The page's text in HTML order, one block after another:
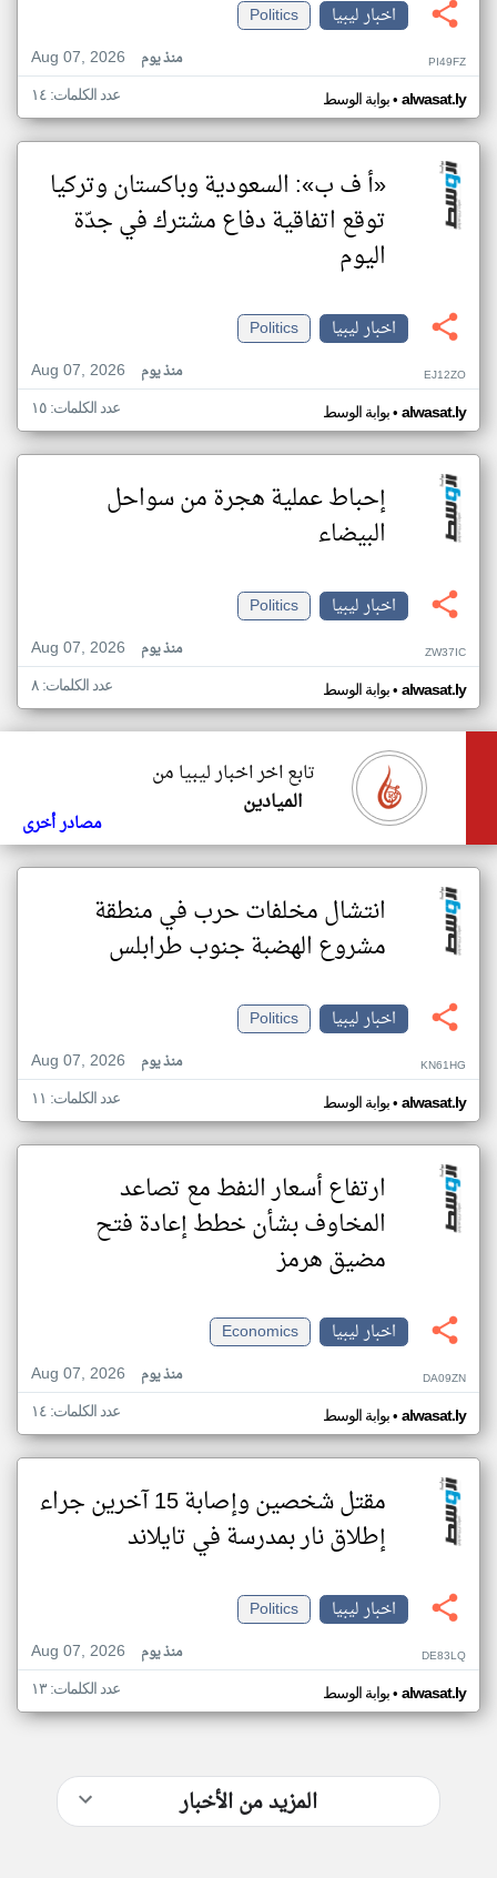
اخبار ليبيا
Politics
Aug 07, 2026
منذ يوم PI49FZ
بوابة الوسط• alwasat.ly عدد الكلمات: ١٤
«أ ف ب»: السعودية وباكستان وتركيا
توقع اتفاقية دفاع مشترك في جدّة
اليوم
اخبار ليبيا
Politics
Aug 07, 2026
منذ يوم EJ12ZO
بوابة الوسط• alwasat.ly عدد الكلمات: ١٥
إحباط عملية هجرة من سواحل
البيضاء
اخبار ليبيا
Politics
Aug 07, 2026
منذ يوم ZW37IC
بوابة الوسط• alwasat.ly عدد الكلمات: ٨
تابع اخر اخبار ليبيا من
الميادين
مصادر أخرى
انتشال مخلفات حرب في منطقة
مشروع الهضبة جنوب طرابلس
اخبار ليبيا
Politics
Aug 07, 2026
منذ يوم KN61HG
بوابة الوسط• alwasat.ly عدد الكلمات: ١١
ارتفاع أسعار النفط مع تصاعد
المخاوف بشأن خطط إعادة فتح
مضيق هرمز
اخبار ليبيا
Economics
Aug 07, 2026
منذ يوم DA09ZN
بوابة الوسط• alwasat.ly عدد الكلمات: ١٤
مقتل شخصين وإصابة 15 آخرين جراء
إطلاق نار بمدرسة في تايلاند
اخبار ليبيا
Politics
Aug 07, 2026
منذ يوم DE83LQ
بوابة الوسط• alwasat.ly عدد الكلمات: ١٣
المزيد من الأخبار